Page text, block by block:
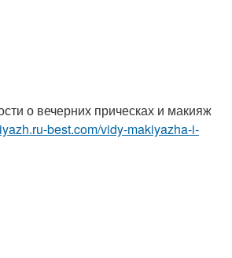
о вечерних прическах и макияж
best.com/vidy-makiyazha-i-